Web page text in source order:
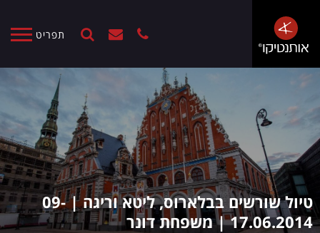
תפריט
טיול שורשים בבלארוס, ליטא וריגה | 09-
17.06.2014 | משפחת דונר